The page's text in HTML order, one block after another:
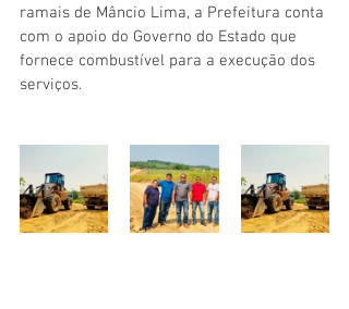
ramais de Mâncio Lima, a Prefeitura conta
com o apoio do Governo do Estado que
fornece combustível para a execução dos
serviços.